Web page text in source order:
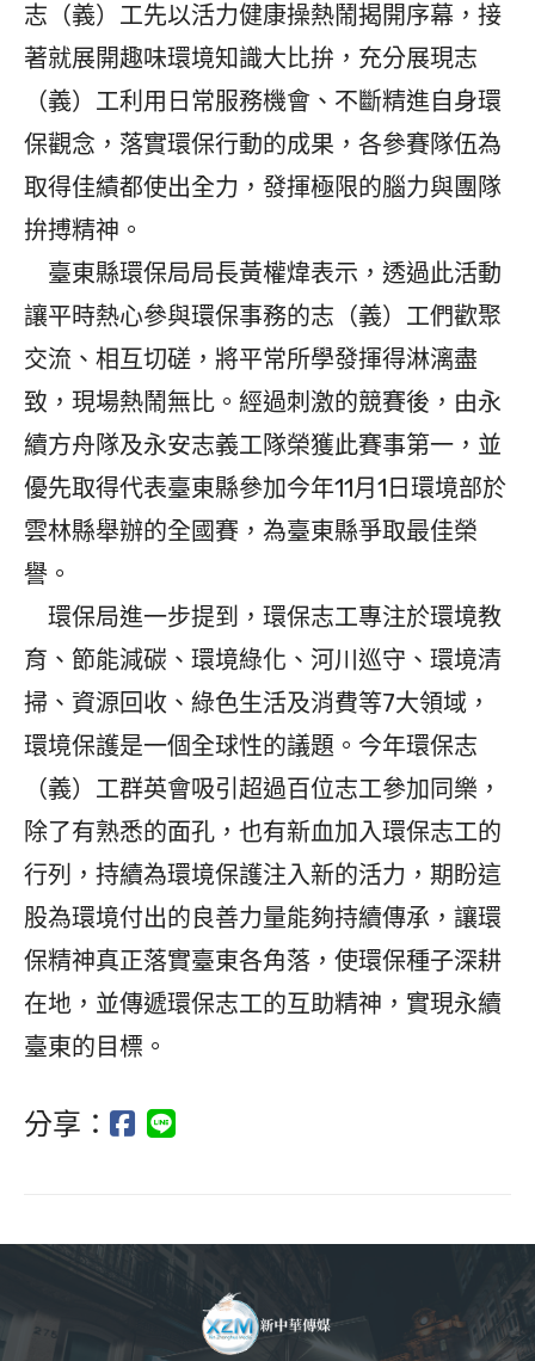
志（義）工先以活力健康操熱鬧揭開序幕，接
著就展開趣味環境知識大比拚，充分展現志
（義）工利用日常服務機會、不斷精進自身環
保觀念，落實環保行動的成果，各參賽隊伍為
取得佳績都使出全力，發揮極限的腦力與團隊
拚搏精神。
臺東縣環保局局長黃權煒表示，透過此活動
讓平時熱心參與環保事務的志（義）工們歡聚
交流、相互切磋，將平常所學發揮得淋漓盡
致，現場熱鬧無比。經過刺激的競賽後，由永
續方舟隊及永安志義工隊榮獲此賽事第一，並
優先取得代表臺東縣參加今年11月1日環境部於
雲林縣舉辦的全國賽，為臺東縣爭取最佳榮
譽。
環保局進一步提到，環保志工專注於環境教
育、節能減碳、環境綠化、河川巡守、環境清
掃、資源回收、綠色生活及消費等7大領域，
環境保護是一個全球性的議題。今年環保志
（義）工群英會吸引超過百位志工參加同樂，
除了有熟悉的面孔，也有新血加入環保志工的
行列，持續為環境保護注入新的活力，期盼這
股為環境付出的良善力量能夠持續傳承，讓環
保精神真正落實臺東各角落，使環保種子深耕
在地，並傳遞環保志工的互助精神，實現永續
臺東的目標。
分享：